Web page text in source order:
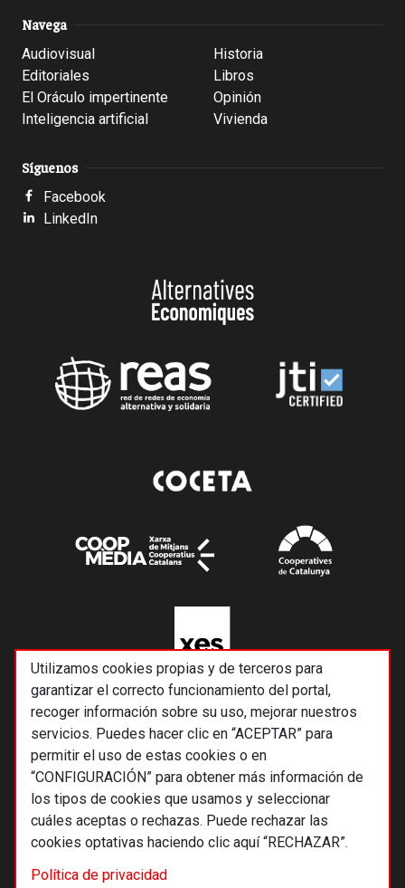
Utilizamos cookies propias y de terceros para
garantizar el correcto funcionamiento del portal,
recoger información sobre su uso, mejorar nuestros
servicios. Puedes hacer clic en “ACEPTAR” para
permitir el uso de estas cookies o en
“CONFIGURACIÓN” para obtener más información de
los tipos de cookies que usamos y seleccionar
cuáles aceptas o rechazas. Puede rechazar las
cookies optativas haciendo clic aquí “RECHAZAR”.
Política de privacidad
Navega
Audiovisual
Editoriales
El Oráculo impertinente
Inteligencia artificial
Historia
Libros
Opinión
Vivienda
Síguenos
Facebook
LinkedIn
© 2026 Alternativas económicas SCCL
Footer
Términos y condiciones de uso